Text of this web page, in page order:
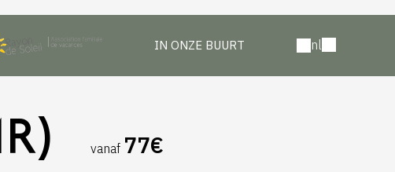
IN ONZE BUURT nl
vanaf 77€